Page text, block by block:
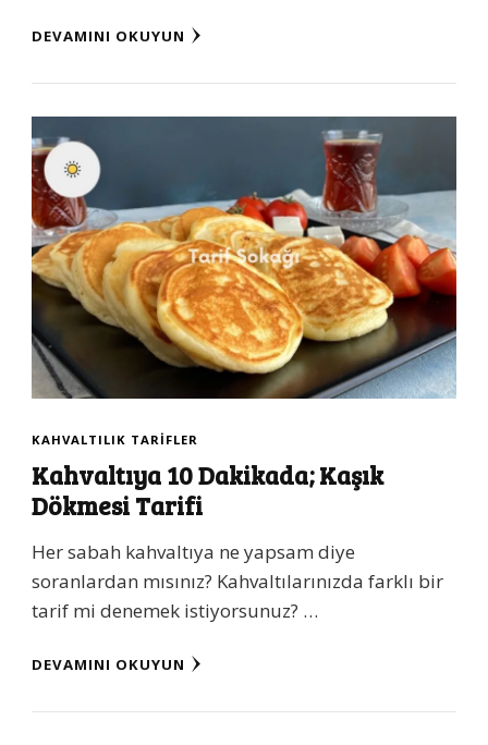
DEVAMINI OKUYUN
KAHVALTILIK TARIFLER
Kahvaltıya 10 Dakikada; Kaşık
Dökmesi Tarifi
Her sabah kahvaltıya ne yapsam diye
soranlardan mısınız? Kahvaltılarınızda farklı bir
tarif mi denemek istiyorsunuz? …
DEVAMINI OKUYUN